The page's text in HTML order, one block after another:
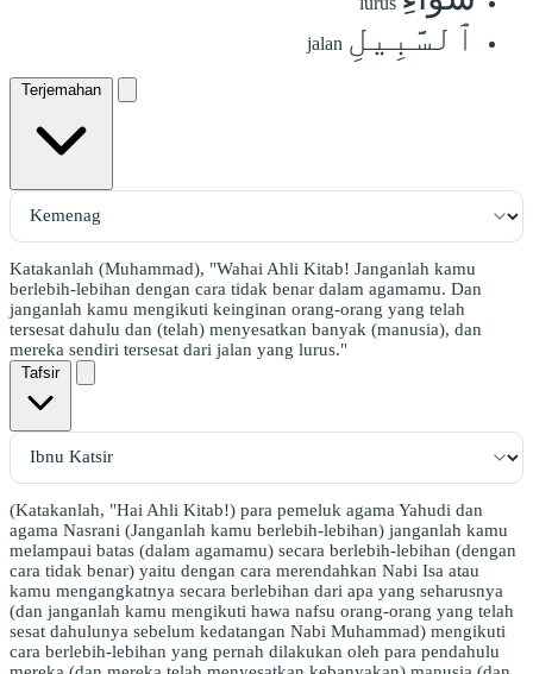
ٱلسَّبِيلِ jalan
Terjemahan
Katakanlah (Muhammad), "Wahai Ahli Kitab! Janganlah kamu
berlebih-lebihan dengan cara tidak benar dalam agamamu. Dan
janganlah kamu mengikuti keinginan orang-orang yang telah
tersesat dahulu dan (telah) menyesatkan banyak (manusia), dan
mereka sendiri tersesat dari jalan yang lurus."
Tafsir
(Katakanlah, "Hai Ahli Kitab!) para pemeluk agama Yahudi dan
agama Nasrani (Janganlah kamu berlebih-lebihan) janganlah kamu
melampaui batas (dalam agamamu) secara berlebih-lebihan (dengan
cara tidak benar) yaitu dengan cara merendahkan Nabi Isa atau
kamu mengangkatnya secara berlebihan dari apa yang seharusnya
(dan janganlah kamu mengikuti hawa nafsu orang-orang yang telah
sesat dahulunya sebelum kedatangan Nabi Muhammad) mengikuti
cara berlebih-lebihan yang pernah dilakukan oleh para pendahulu